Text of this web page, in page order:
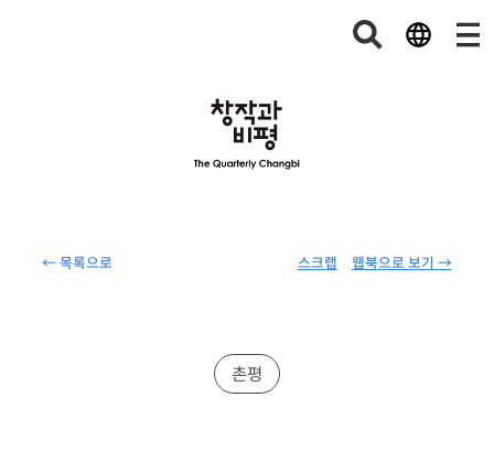
← 목록으로 웹북으로 보기 →
스크랩
촌평